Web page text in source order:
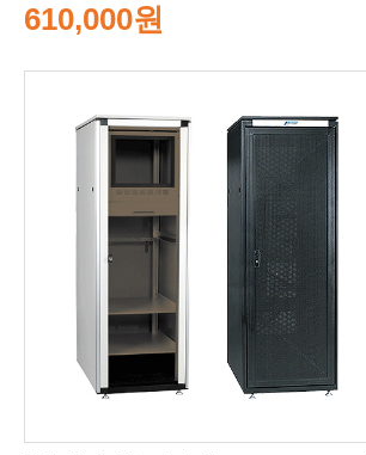
610,000원